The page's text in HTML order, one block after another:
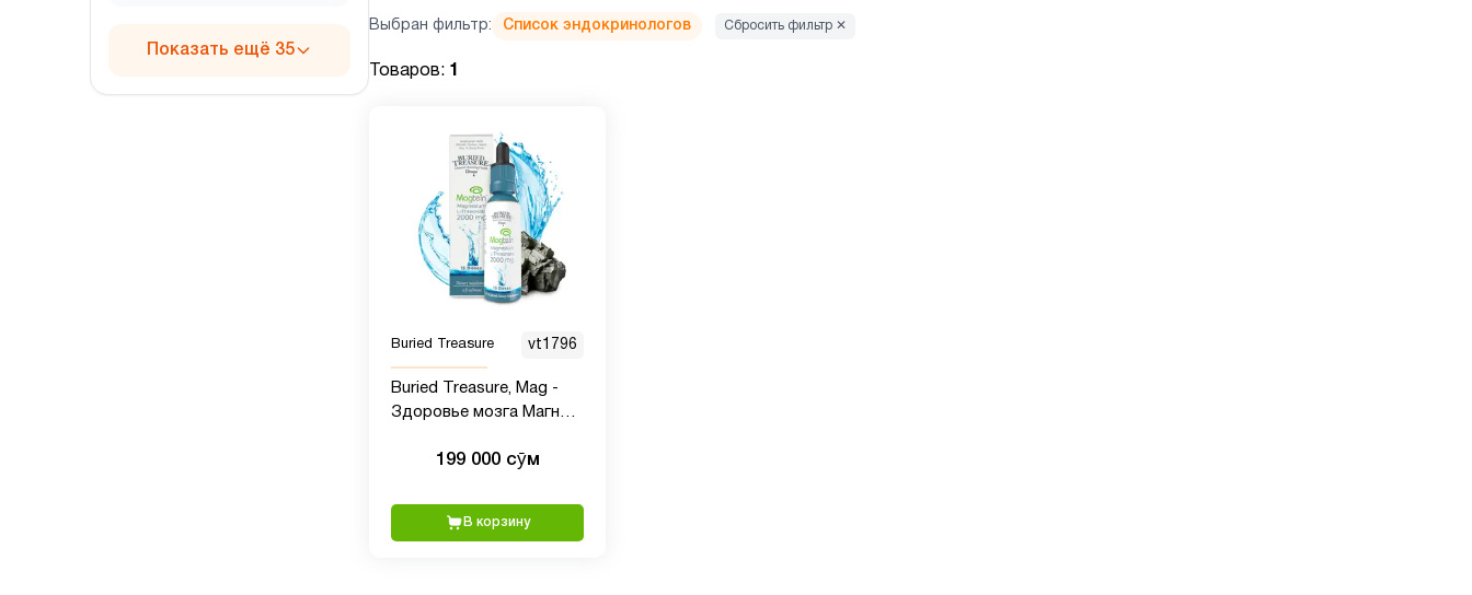
Показать ещё 35
Выбран фильтр: Список эндокринологов Сбросить фильтр ✕
Товаров: 1
Buried Treasure vt1796
Buried Treasure, Mag -
Здоровье мозга Магний
улучшения памяти и сна
199 000 сӯм
В корзину